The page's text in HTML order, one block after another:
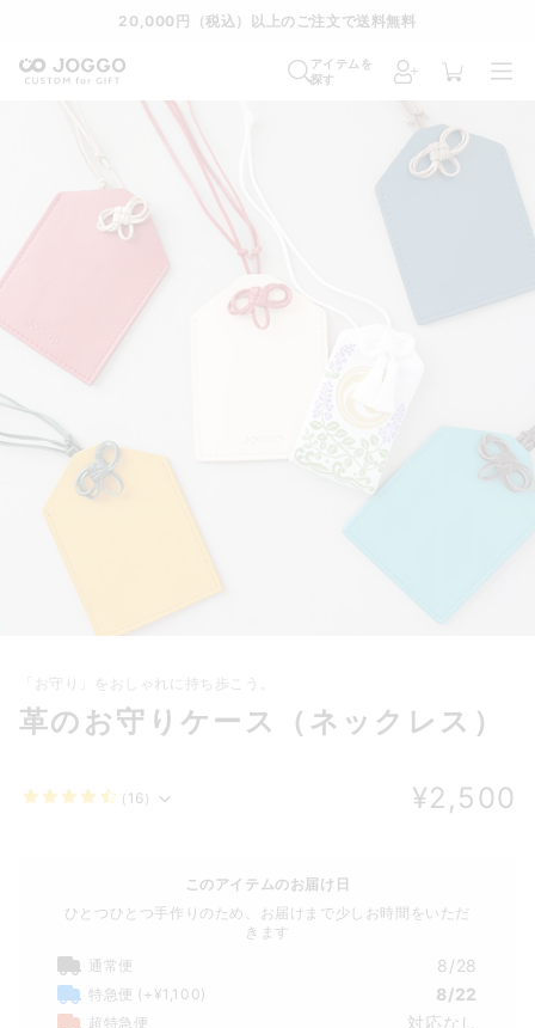
20,000円（税込）以上のご注文で送料無料
アイテムを
探す
「お守り」をおしゃれに持ち歩こう。
革のお守りケース（ネックレス）
（16） ¥2,500
このアイテムのお届け日
ひとつひとつ手作りのため、お届けまで少しお時間をいただ
きます
通常便
8/28
特急便 (+¥1,100) 8/22
超特急便 対応なし